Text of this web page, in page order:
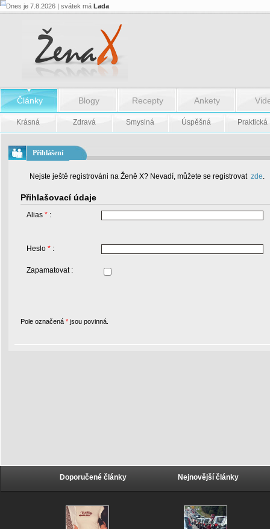
Dnes je 7.8.2026 | svátek má Lada
Články Blogy Recepty Ankety
Krásná Zdravá Smyslná Úspěšná Praktická
Přihlášení
Nejste ještě registrováni na Ženě X? Nevadí, můžete se registrovat zde.
Přihlašovací údaje
Alias * :
Heslo * :
Zapamatovat :
Pole označená * jsou povinná.
Doporučené články Nejnovější články